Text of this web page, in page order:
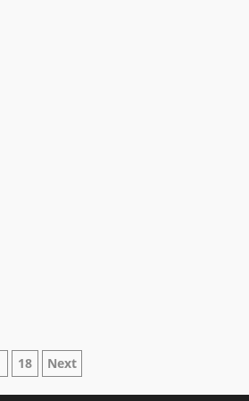
18 Next